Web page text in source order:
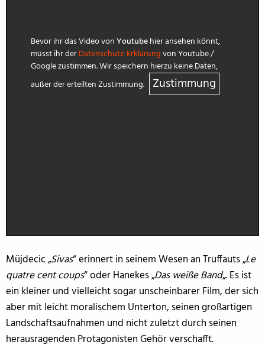
Bevor ihr das Video vonYoutubehier ansehen könnt,
müsst ihr derDatenschutz-Erklärungvon Youtube /
Google zustimmen. Wir speichern hierzu keine Daten,
außer der erteilten Zustimmung.
Zustimmung
Müjdecic „Sivas“ erinnert in seinem Wesen an Truffauts „Le
quatre cent coups“ oder Hanekes „Das weiße Band„. Es ist
ein kleiner und vielleicht sogar unscheinbarer Film, der sich
aber mit leicht moralischem Unterton, seinen großartigen
Landschaftsaufnahmen und nicht zuletzt durch seinen
herausragenden Protagonisten Gehör verschafft.